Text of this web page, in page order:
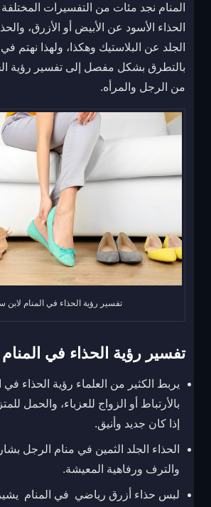
المنام نجد مئات من التفسيرات
الحذاء الأسود عن الأبيض أو الأزرق،
الجلد عن البلاستيك وهكذا، ولهذا نهتم في
بالتطرق بشكل مفصل إلى تفسير رؤية
من الرجل والمرأه.
تفسير رؤية الحذاء في المنام لابن
تفسير رؤية الحذاء في المنام
يربط الكثير من العلماء رؤية الحذاء في
بالأرتباط أو الزواج للعزباء، والحمل
إذا كان جديد وأنيق.
الحذاء الجلد الثمين في منام الرجل
والترف ورفاهية المعيشة.
لبس حذاء أزرق رياضي في المنام